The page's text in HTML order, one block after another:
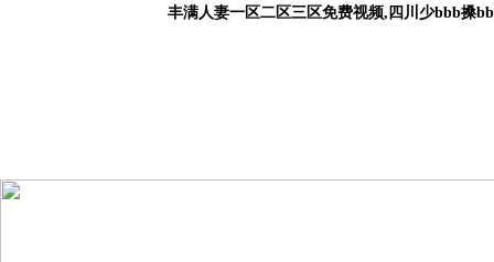
丰满人妻一区二区三区免费视频,四川少bbb搡